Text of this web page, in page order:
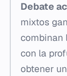
Debate
mixtos
combinan
con la
obtener